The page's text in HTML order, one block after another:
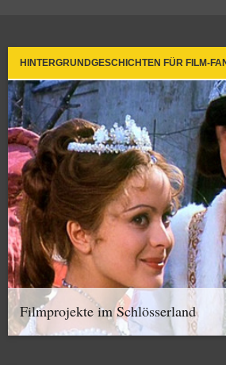
HINTERGRUNDGESCHICHTEN FÜR FILM-
Filmprojekte im Schlösserland